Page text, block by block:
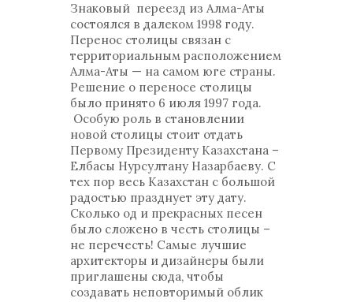
Знаковый переезд из Алма-Аты
состоялся в далеком 1998 году.
Перенос столицы связан с
территориальным расположением
Алма-Аты — на самом юге страны.
Решение о переносе столицы
было принято 6 июля 1997 года.
Особую роль в становлении
новой столицы стоит отдать
Первому Президенту Казахстана –
Елбасы Нурсултану Назарбаеву. С
тех пор весь Казахстан с большой
радостью празднует эту дату.
Сколько од и прекрасных песен
было сложено в честь столицы –
не перечесть! Самые лучшие
архитекторы и дизайнеры были
приглашены сюда, чтобы
создавать неповторимый облик